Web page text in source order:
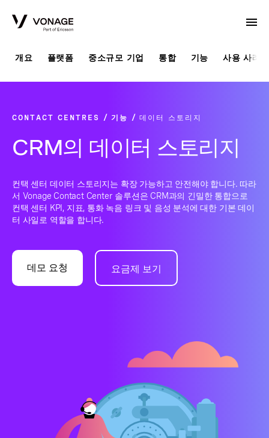
개요 플랫폼 중소규모 기업 통합 기능 사용 사례
CONTACT CENTRES 기능 데이터 스토리지
CRM의 데이터 스토리지
컨택 센터 데이터 스토리지는 확장 가능하고 안전해야 합니다. 따라
서 Vonage Contact Center 솔루션은 CRM과의 긴밀한 통합으로
컨택 센터 KPI, 지표, 통화 녹음 링크 및 음성 분석에 대한 기본 데이
터 사일로 역할을 합니다.
데모 요청 요금제 보기